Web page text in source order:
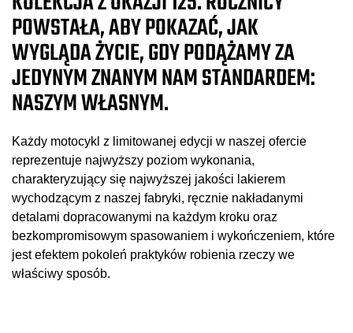
POWSTAŁA, ABY POKAZAĆ, JAK
WYGLĄDA ŻYCIE, GDY PODĄŻAMY ZA
JEDYNYM ZNANYM NAM STANDARDEM:
NASZYM WŁASNYM.
Każdy motocykl z limitowanej edycji w naszej ofercie
reprezentuje najwyższy poziom wykonania,
charakteryzujący się najwyższej jakości lakierem
wychodzącym z naszej fabryki, ręcznie nakładanymi
detalami dopracowanymi na każdym kroku oraz
bezkompromisowym spasowaniem i wykończeniem, które
jest efektem pokoleń praktyków robienia rzeczy we
właściwy sposób.